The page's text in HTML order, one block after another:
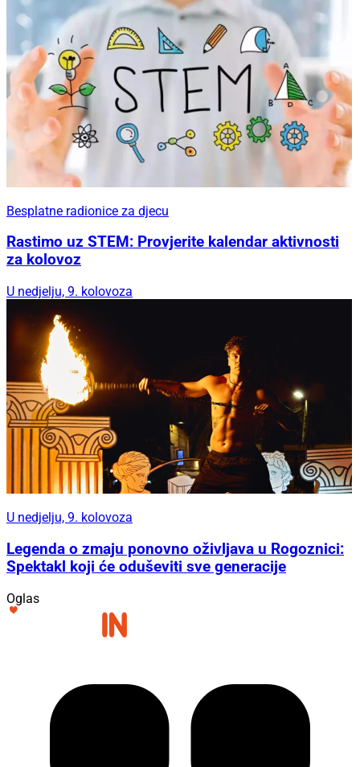
Besplatne radionice za djecu
Rastimo uz STEM: Provjerite kalendar aktivnosti
za kolovoz
U nedjelju, 9. kolovoza
U nedjelju, 9. kolovoza
Legenda o zmaju ponovno oživljava u Rogoznici:
Spektakl koji će oduševiti sve generacije
Oglas